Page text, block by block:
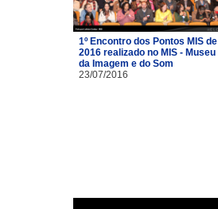
1º Encontro dos Pontos MIS de
2016 realizado no MIS - Museu
da Imagem e do Som
23/07/2016